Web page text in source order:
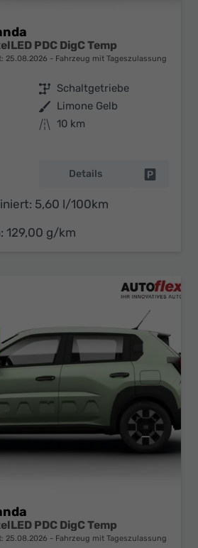
PDC DigC Temp
25.08.2026 Fahrzeug mit Tageszulassung
Getriebe Schaltgetriebe
Außenfarbe Limone Gelb
Kilometerstand 10 km
Details
5,60 l/100km
129,00 g/km
PDC DigC Temp
25.08.2026 Fahrzeug mit Tageszulassung